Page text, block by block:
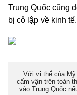
Trung Quốc cũng
bị cô lập về kinh tế.
Với vị thế của
cấm vận trên toàn
vào Trung Quốc